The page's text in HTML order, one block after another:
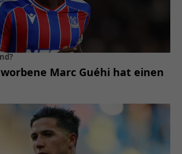
Marc Guéhi hat einen